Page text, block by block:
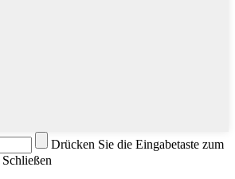
Drücken Sie die Eingabetaste zum